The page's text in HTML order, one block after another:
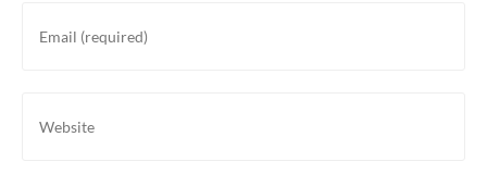
username
your
your